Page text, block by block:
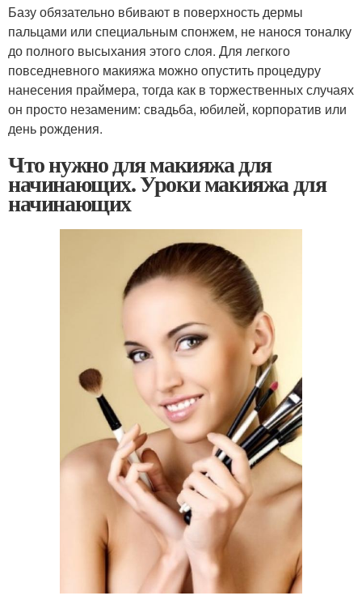
Базу обязательно вбивают в поверхность дермы
пальцами или специальным спонжем, не нанося тоналку
до полного высыхания этого слоя. Для легкого
повседневного макияжа можно опустить процедуру
нанесения праймера, тогда как в торжественных случаях
он просто незаменим: свадьба, юбилей, корпоратив или
день рождения.
Что нужно для макияжа для
начинающих. Уроки макияжа для
начинающих